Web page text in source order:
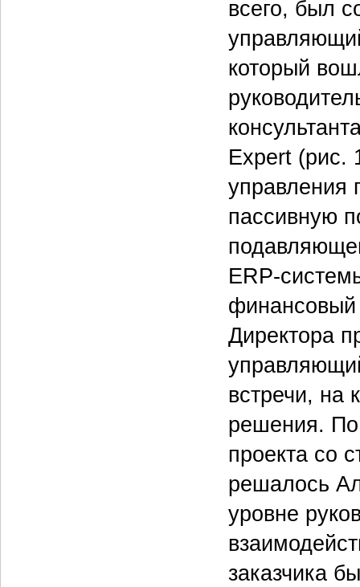
всего, был
который
Expert (рис.
управления
пассивную
ERP-
Директора
встречи, на
решения. По
проекта со
решалось
уровне
заказчика